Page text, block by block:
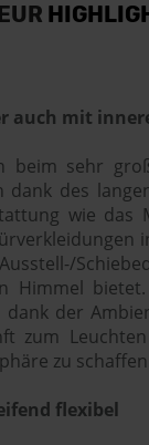
auch mit
beim sehr
dank des
wie das
Himmel
dank der
zum
zu
flexibel